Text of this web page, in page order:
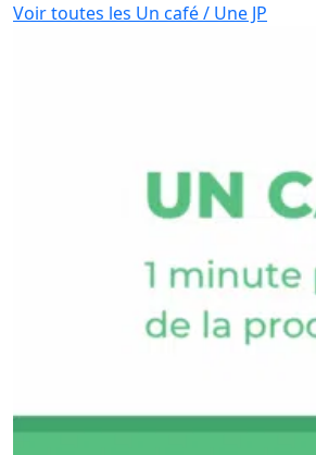
Voir toutes les Un café / Une JP